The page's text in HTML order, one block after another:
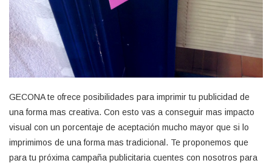
GECONA te ofrece posibilidades para imprimir tu publicidad de
una forma mas creativa. Con esto vas a conseguir mas impacto
visual con un porcentaje de aceptación mucho mayor que si lo
imprimimos de una forma mas tradicional. Te proponemos que
para tu próxima campaña publicitaria cuentes con nosotros para